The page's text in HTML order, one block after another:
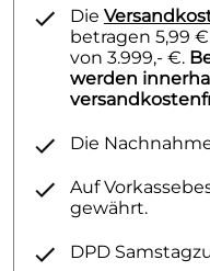
Die
betragen 5,99
von 3.999,- €.
werden
Die
Auf
gewährt.
DPD